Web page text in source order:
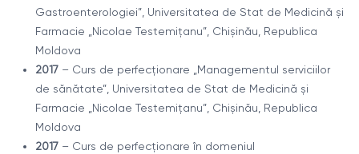
Gastroenterologiei”, Universitatea de Stat de Medicină și
Farmacie „Nicolae Testemițanu”, Chișinău, Republica
Moldova
2017– Curs de perfecționare „Managementul serviciilor
de sănătate”, Universitatea de Stat de Medicină și
Farmacie „Nicolae Testemițanu”, Chișinău, Republica
Moldova
2017– Curs de perfecționare în domeniul